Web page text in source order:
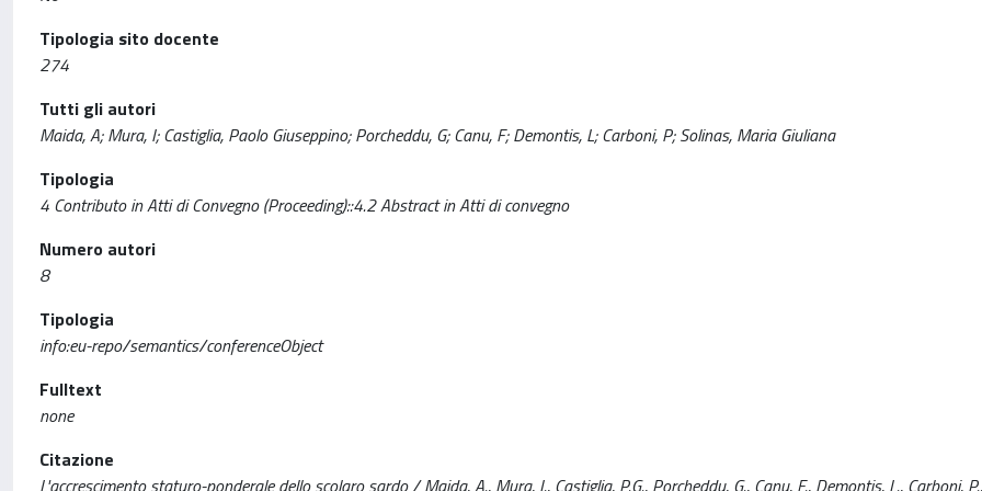
Tipologia sito docente
274
Tutti gli autori
Maida, A; Mura, I; Castiglia, Paolo Giuseppino; Porcheddu, G; Canu, F; Demontis, L; Carboni, P; Solinas, Maria Giuliana
Tipologia
4 Contributo in Atti di Convegno (Proceeding)::4.2 Abstract in Atti di convegno
Numero autori
8
Tipologia
info:eu-repo/semantics/conferenceObject
Fulltext
none
Citazione
L'accrescimento staturo-ponderale dello scolaro sardo / Maida, A., Mura, I., Castiglia, P.G., Porcheddu, G., Canu, F., Demontis, L., Carboni,